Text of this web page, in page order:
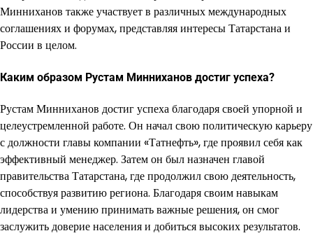
Минниханов также участвует в различных международных
соглашениях и форумах, представляя интересы Татарстана и
России в целом.
Каким образом Рустам Минниханов достиг успеха?
Рустам Минниханов достиг успеха благодаря своей упорной и
целеустремленной работе. Он начал свою политическую карьеру
с должности главы компании «Татнефть», где проявил себя как
эффективный менеджер. Затем он был назначен главой
правительства Татарстана, где продолжил свою деятельность,
способствуя развитию региона. Благодаря своим навыкам
лидерства и умению принимать важные решения, он смог
заслужить доверие населения и добиться высоких результатов.